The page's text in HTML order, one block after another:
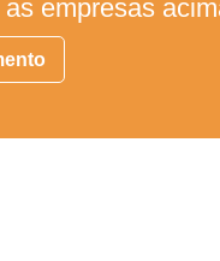
empresas